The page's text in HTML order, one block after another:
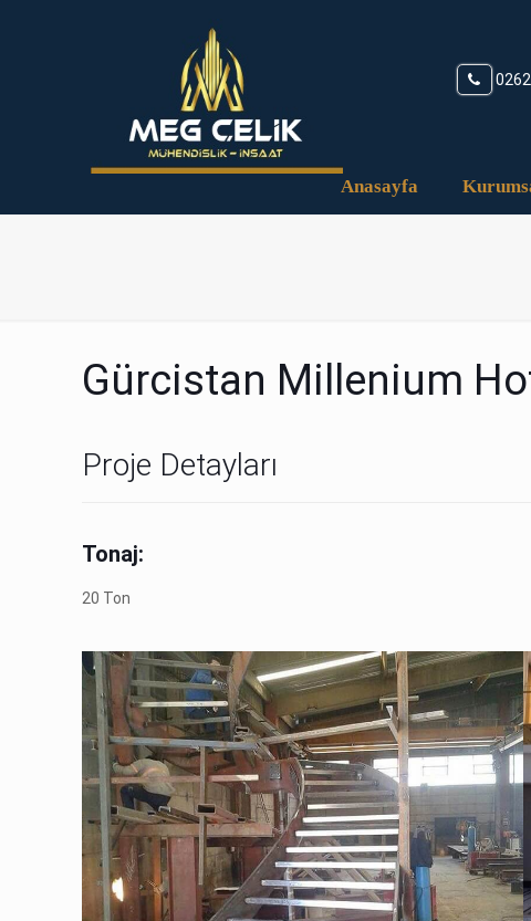
Anasayfa
Gürcistan Millenium
Proje Detayları
Tonaj:
20 Ton